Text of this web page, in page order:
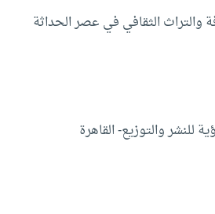
والتراث الثقافي في عصر الحداثة